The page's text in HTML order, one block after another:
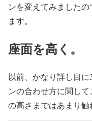
ンを変えてみました
ます。
座面を高く。
以前、かなり詳し目
ンの合わせ方に関し
の高さまではあまり触